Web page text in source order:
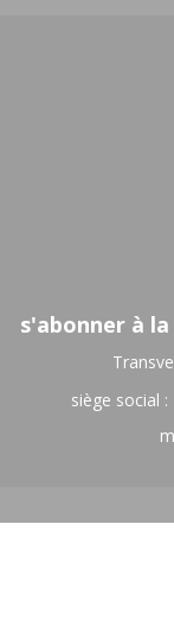
s'abonner à
siège social